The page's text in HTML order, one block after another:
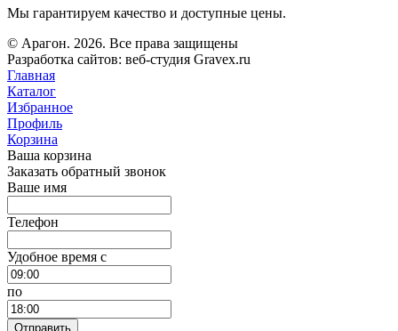
Мы гарантируем качество и доступные цены.
© Арагон. 2026. Все права защищены
Разработка сайтов: веб-студия Gravex.ru
Главная
Каталог
Избранное
Профиль
Корзина
Ваша корзина
Заказать обратный звонок
Ваше имя
Телефон
Удобное время c
по
Отправить